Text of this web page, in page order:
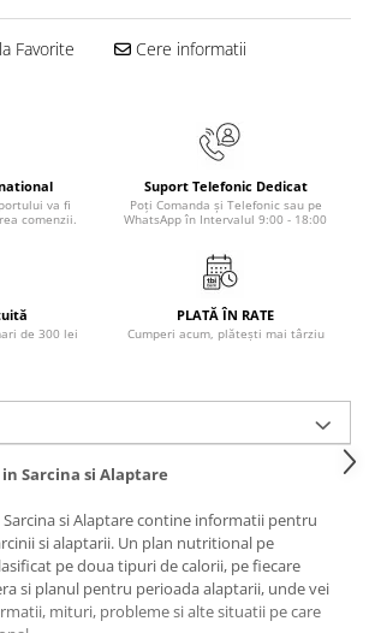
Favorite Cere informatii
va fi
comenzii.
Suport Telefonic Dedicat
Poți Comanda și Telefonic sau pe
WhatsApp în Intervalul 9:00 - 18:00
de 300 lei
PLATĂ ÎN RATE
Cumperi acum, plătești mai târziu
Sarcina si Alaptare
si Alaptare contine informatii pentru
si alaptarii. Un plan nutritional pe
pe doua tipuri de calorii, pe fiecare
si planul pentru perioada alaptarii, unde vei
mituri, probleme si alte situatii pe care